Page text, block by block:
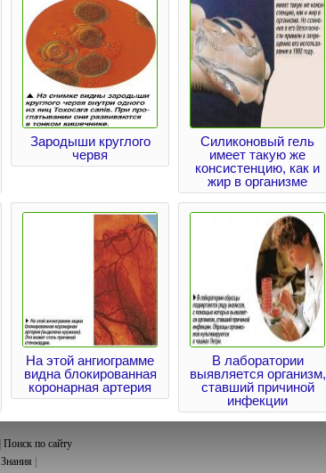
Зародыши круглого
червя
Силиконовый гель
имеет такую же
консистенцию, как и
жир в организме
На этой ангиограмме
видна блокированная
коронарная артерия
В лаборатории
выявляется организм,
ставший причиной
инфекции
Поиск по сайту
Знания